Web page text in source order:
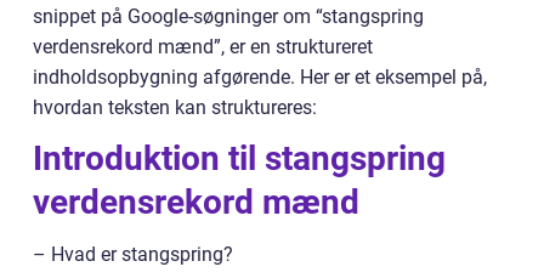
snippet på Google-søgninger om “stangspring
verdensrekord mænd”, er en struktureret
indholdsopbygning afgørende. Her er et eksempel på,
hvordan teksten kan struktureres:
Introduktion til stangspring
verdensrekord mænd
– Hvad er stangspring?